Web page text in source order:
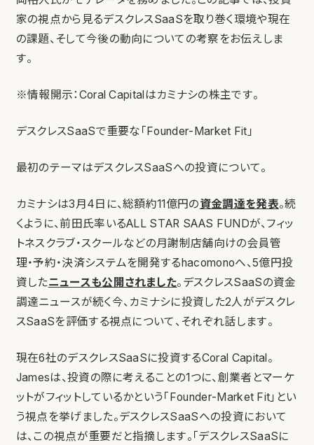
家の視点から見るデスクレスSaaSを取り巻く環境や現在
の課題、そして今後の動向についての考察をお伝えしま
す。
※情報開示：Coral Capitalはカミナシの株主です。
デスクレスSaaSで重要な「Founder-Market Fit」
最初のテーマはデスクレスSaaSへの投資について。
カミナシは3月4日に、総額約11億円の資金調達を発表。続
くように、前田氏率いるALL STAR SAAS FUNDが、フィッ
トネスクラブ・スクールなどの月謝制店舗向けの会員管
理・予約・決済システムを開発するhacomonoへ、5億円投
資したニュースも公開されました。デスクレスSaaSの資金
調達ニュースが続く今、カミナシに投資した2人がデスクレ
スSaaSを評価する視点について、それぞれ話します。
現在6社のデスクレスSaaSに投資するCoral Capital。
Jamesは、投資の際に考えることの1つに、創業者とマーケ
ットがフィットしているかという「Founder-Market Fit」とい
う視点を挙げました。デスクレスSaaSへの投資において
は、この視点が重要だと指摘します。「デスクレスSaaSに